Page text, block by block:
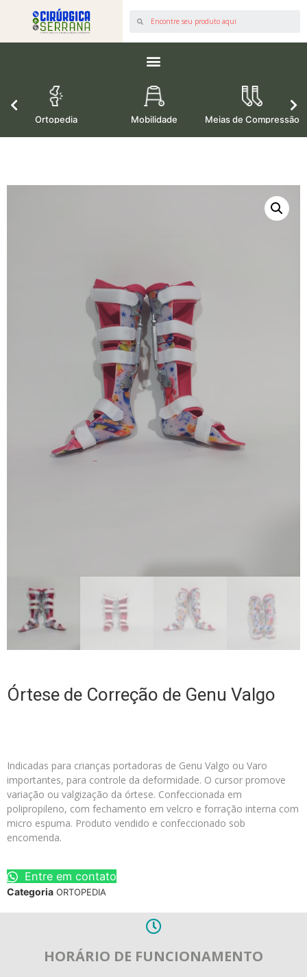
Ortopedia Mobilidade Meias de Compressão
Órtese de Correção de Genu Valgo
Indicadas para crianças portadoras de Genu Valgo ou Varo
importantes, para controle da deformidade. O cursor promove
variação ou valgização da órtese. Confeccionada em
polipropileno, com fechamento em velcro e forração interna com
micro espuma. Produto vendido e confeccionado sob
encomenda.
Entre em contato
Categoria ORTOPEDIA
HORÁRIO DE FUNCIONAMENTO